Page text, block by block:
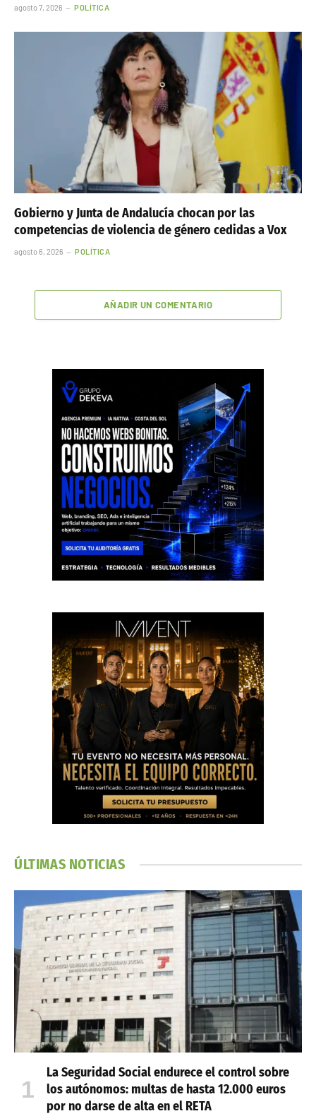
agosto 7, 2026 POLÍTICA
Gobierno y Junta de Andalucía chocan por las
competencias de violencia de género cedidas a Vox
agosto 6, 2026 POLÍTICA
AÑADIR UN COMENTARIO
ÚLTIMAS NOTICIAS
La Seguridad Social endurece el control sobre
los autónomos: multas de hasta 12.000 euros
por no darse de alta en el RETA